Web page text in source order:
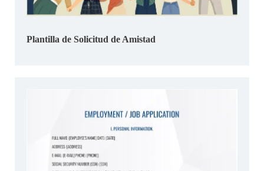
Plantilla de Solicitud de Amistad